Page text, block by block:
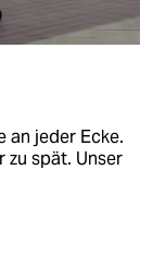
an jeder Ecke.
zu spät. Unser